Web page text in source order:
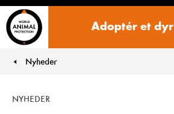
Adoptér et dyr
You are here:
Nyheder
NYHEDER